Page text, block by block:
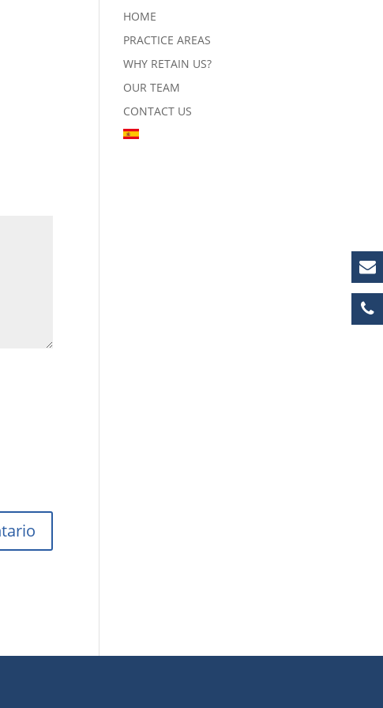
HOME
PRACTICE AREAS
WHY RETAIN US?
OUR TEAM
CONTACT US